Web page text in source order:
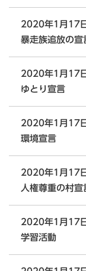
2020年1月17
暴走族追放の宣
2020年1月17
ゆとり宣言
2020年1月17
環境宣言
2020年1月17
人権尊重の村宣
2020年1月17
学習活動